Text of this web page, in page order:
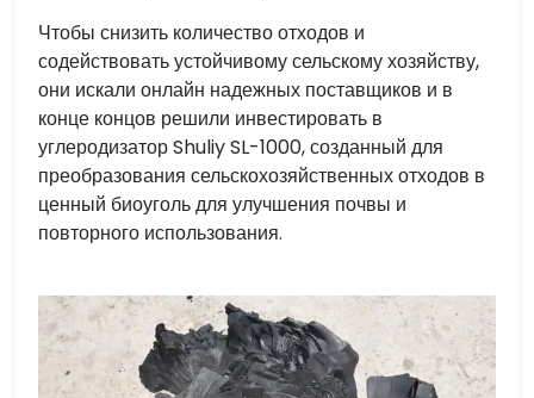
Чтобы снизить количество отходов и
содействовать устойчивому сельскому хозяйству,
они искали онлайн надежных поставщиков и в
конце концов решили инвестировать в
углеродизатор Shuliy SL-1000, созданный для
преобразования сельскохозяйственных отходов в
ценный биоуголь для улучшения почвы и
повторного использования.